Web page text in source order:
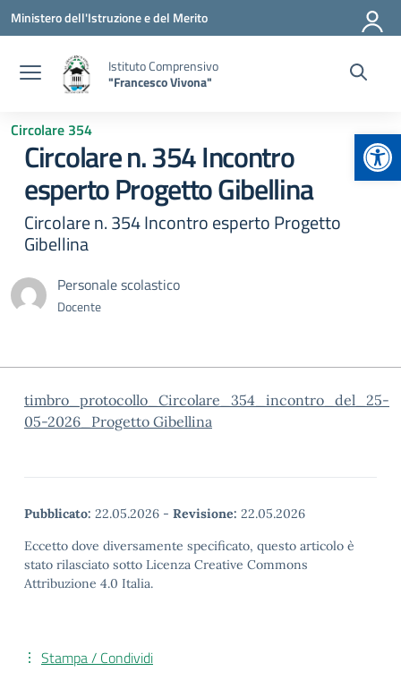
Vai ai contenuti
Vai al menu di navigazione
Vai al footer
Ministero dell'Istruzione e del Merito
Istituto Comprensivo
"Francesco Vivona"
Circolare 354
Circolare n. 354 Incontro
esperto Progetto Gibellina
Circolare n. 354 Incontro esperto Progetto
Gibellina
Personale scolastico
Docente
timbro_protocollo_Circolare_354_incontro_del_25-
05-2026_Progetto Gibellina
Pubblicato: 22.05.2026 - Revisione: 22.05.2026
Eccetto dove diversamente specificato, questo articolo è
stato rilasciato sotto Licenza Creative Commons
Attribuzione 4.0 Italia.
Stampa / Condividi